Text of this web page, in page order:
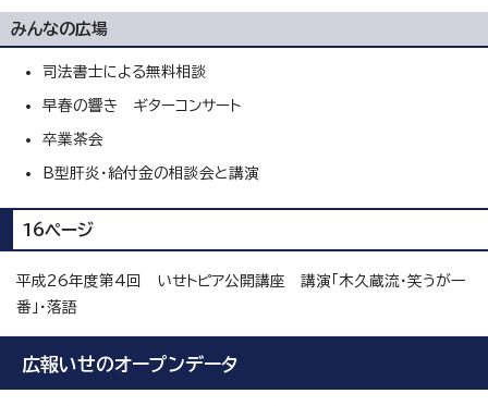
みんなの広場
司法書士による無料相談
早春の響き ギターコンサート
卒業茶会
B型肝炎・給付金の相談会と講演
16ページ
平成26年度第4回 いせトピア公開講座 講演「木久蔵流・笑うが一
番」・落語
広報いせのオープンデータ